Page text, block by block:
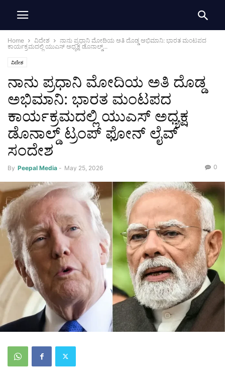
Home ವಿದೇಶ
ನಾನು ಪ್ರಧಾನಿ ಮೋದಿಯ ಅತಿ ದೊಡ್ಡ ಅಭಿಮಾನಿ: ಭಾರತ ಮಂಟಪದ
ಕಾರ್ಯಕ್ರಮದಲ್ಲಿ ಯುಎಸ್ ಅಧ್ಯಕ್ಷ ಡೊನಾಲ್ಡ್...
ವಿದೇಶ
ನಾನು ಪ್ರಧಾನಿ ಮೋದಿಯ ಅತಿ ದೊಡ್ಡ
ಅಭಿಮಾನಿ: ಭಾರತ ಮಂಟಪದ
ಕಾರ್ಯಕ್ರಮದಲ್ಲಿ ಯುಎಸ್ ಅಧ್ಯಕ್ಷ
ಡೊನಾಲ್ಡ್ ಟ್ರಂಪ್ ಫೋನ್ ಲೈವ್
ಸಂದೇಶ
By Peepal Media - May 25, 2026 0